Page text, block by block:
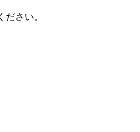
ださい。